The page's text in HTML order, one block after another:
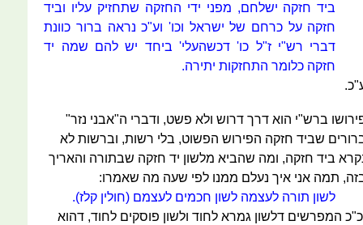
ביד חזקה ישלחם, מפני ידי החזקה שתחזיק עליו וביד
חזקה על כרחם של ישראל וכו' וע"כ נראה ברור כוונת
דברי רש"י ז"ל כו' דכשהעלי' ביחד יש להם שמה יד
חזקה כלומר התחזקות יתירה.
ברש"י הוא דרך דרוש ולא פשט, ודברי ה"אבני נזר"
שביד חזקה הפירוש הפשוט, בלי רשות, וברשות לא
ביד חזקה, ומה שהביא מלשון יד חזקה שבתורה והאריך
תמה אני איך נעלם ממנו לפי שעה מה שאמרו:
לשון תורה לעצמה לשון חכמים לעצמם (חולין קלז).
המפרשים דלשון גמרא לחוד ולשון פוסקים לחוד, דהוא